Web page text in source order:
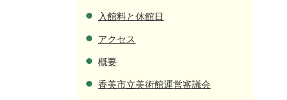
入館料と休館日
アクセス
概要
香美市立美術館運営審議会